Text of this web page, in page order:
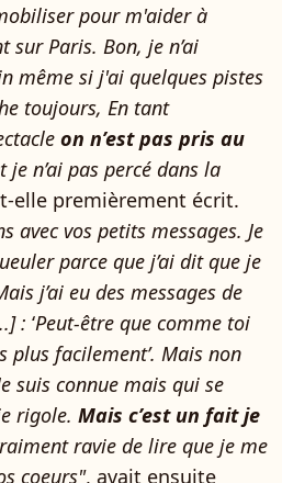
pour m'aider à
sur Paris. Bon, je n’ai
même si j'ai quelques pistes
toujours, En tant
on n’est pas pris au
je n’ai pas percé dans la
elle premièrement écrit.
avec vos petits messages. Je
parce que j’ai dit que je
j’ai eu des messages de
: ‘Peut-être que comme toi
plus facilement’. Mais non
suis connue mais qui se
rigole. Mais c’est un fait je
ravie de lire que je me
coeurs", avait ensuite